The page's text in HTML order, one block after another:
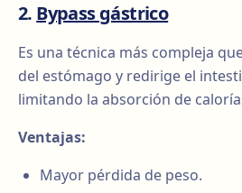
2. Bypass gástrico
Es una técnica más compleja
del estómago y redirige el
limitando la absorción de
Ventajas:
Mayor pérdida de peso.